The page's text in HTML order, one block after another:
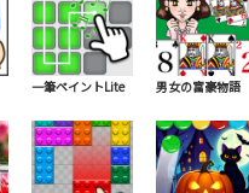
一筆ペイントLite 男女の富豪物語